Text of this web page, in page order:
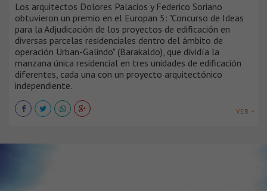
Los arquitectos Dolores Palacios y Federico Soriano
obtuvieron un premio en el Europan 5: "Concurso de Ideas
para la Adjudicación de los proyectos de edificación en
diversas parcelas residenciales dentro del ámbito de
operación Urban-Galindo" (Barakaldo), que dividía la
manzana única residencial en tres unidades de edificación
diferentes, cada una con un proyecto arquitectónico
independiente.
VER +